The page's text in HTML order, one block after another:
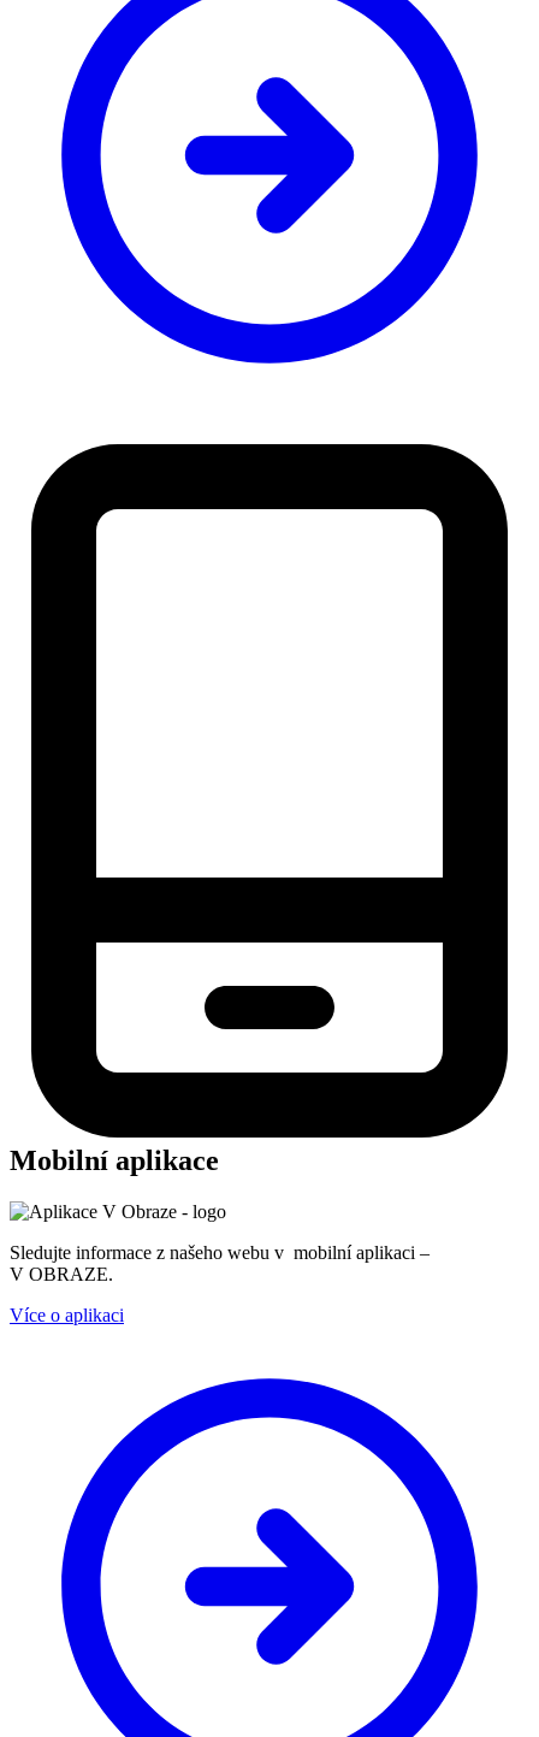
Mobilní aplikace
Sledujte informace z našeho webu v mobilní aplikaci –
V OBRAZE.
Více o aplikaci